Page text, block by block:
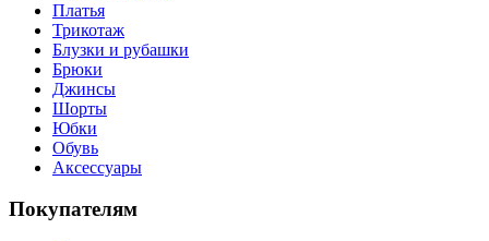
Платья
Трикотаж
Блузки и рубашки
Брюки
Джинсы
Шорты
Юбки
Обувь
Аксессуары
Покупателям